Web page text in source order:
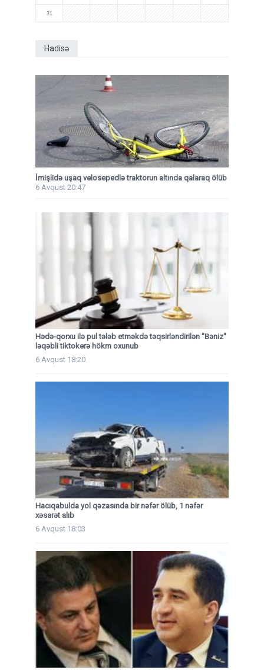
31
Hadisə
İmişlidə uşaq velosepedlə traktorun altında qalaraq ölüb
6 Avqust 20:47
Hədə-qorxu ilə pul tələb etməkdə təqsirləndirilən "Bəniz"
ləqəbli tiktokerə hökm oxunub
6 Avqust 18:20
Hacıqabulda yol qəzasında bir nəfər ölüb, 1 nəfər
xəsarət alıb
6 Avqust 18:03